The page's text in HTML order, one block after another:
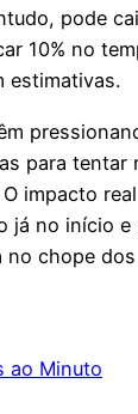
pode
10% no
estimativas.
para tentar
impacto
já no início e
no chope
ao Minuto